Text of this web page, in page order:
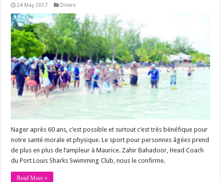
24 May 2017 Divers
Nager après 60 ans, c’est possible et surtout c’est très bénéfique pour
notre santé morale et physique. Le sport pour personnes âgées prend
de plus en plus de l’ampleur à Maurice. Zahir Bahadoor, Head Coach
du Port Louis Sharks Swimming Club, nous le confirme.
Read More »